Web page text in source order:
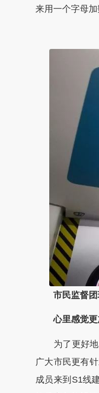
来用一个字母
市民监督
心里感觉
为了更好地
广大市民更有
成员来到S1线